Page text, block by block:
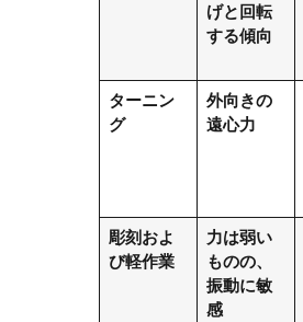
げと回転
する傾向
ターニン
グ
外向きの
遠心力
彫刻およ
び軽作業
力は弱い
ものの、
振動に敏
感